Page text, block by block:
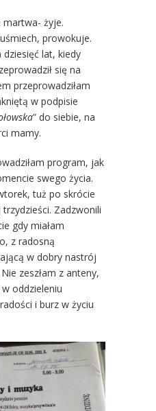
martwa- żyje.
prowokuje.
lat, kiedy
się na
przeprowadziłam
w podpisie
” do siebie, na
mamy.
program, jak
swego życia.
tuż po skrócie
Zadzwonili
gdy miałam
z radosną
w dobry nastrój
zeszłam z anteny,
oddzieleniu
i burz w życiu